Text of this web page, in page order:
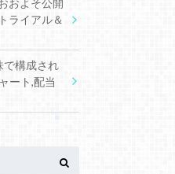
およそ公開
ライアル＆
で構成され
ート,配当